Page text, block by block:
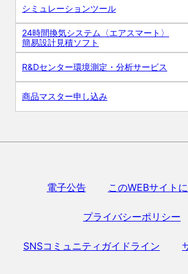
シミュレーションツール
24時間換気システム〈エアスマート〉
簡易設計見積ソフト
R&Dセンター環境測定・分析サービス
商品マスター申し込み
電子公告 このWEBサイト
プライバシーポリシー
SNSコミュニティガイドライン